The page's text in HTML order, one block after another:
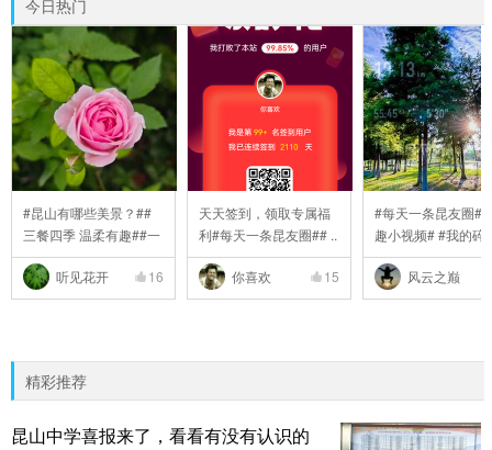
今日热门
#昆山有哪些美景？##
三餐四季 温柔有趣##一
..
听见花开
16
天天签到，领取专属福
利#每天一条昆友圈## ..
你喜欢 15
#每天一条昆友圈#
趣小视频# #我的碎
风云之巅
精彩推荐
昆山中学喜报来了，看看有没有认识的